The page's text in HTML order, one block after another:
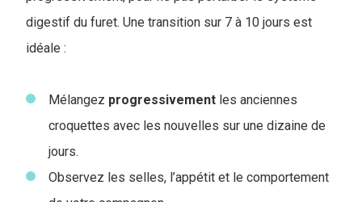
digestif du furet. Une transition sur 7 à 10 jours est
idéale :
Mélangez progressivement les anciennes
croquettes avec les nouvelles sur une dizaine de
jours.
Observez les selles, l’appétit et le comportement